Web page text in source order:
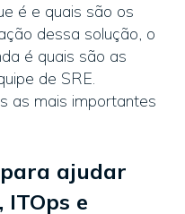
é e quais são os
dessa solução, o
é quais são as
de SRE.
as mais importantes
ajudar
ITOps e